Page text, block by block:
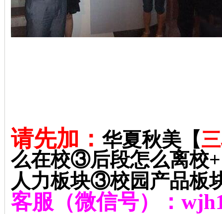
请先加： 华夏秋美【
么在校③后段怎么离校+
人力板块③校园产品板
客服（微信号）：